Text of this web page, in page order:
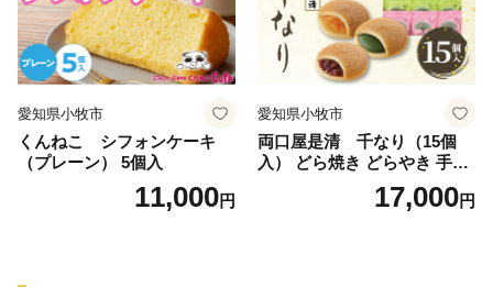
愛知県小牧市
くんねこ シフォンケーキ
（プレーン） 5個入
11,000円
愛知県小牧市
両口屋是清 千なり（15個
入） どら焼き どらやき 手土
産 お土産 土産 丹波大納言小
豆 抹茶 林檎 りんご 慶事 お
17,000円